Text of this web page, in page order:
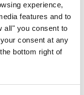
experience,
features and to
all" you consent to
consent at any
bottom right of
har
konkurranse
årets
et bilde av
med